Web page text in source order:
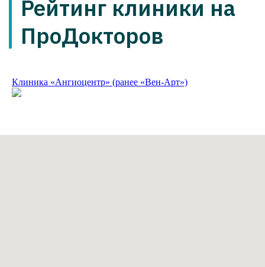
Клиника «Ангиоцентр» (ранее «Вен-Арт»)
Согласие на получение информационной и